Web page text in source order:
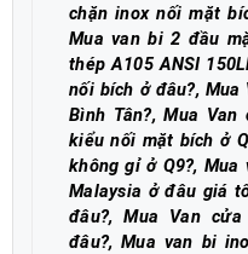
chặn inox nối mặt
Mua van bi 2 đầu
thép A105 ANSI
nối bích ở đâu?,
Bình Tân?, Mua
kiểu nối mặt bích ở
không gỉ ở Q9?, Mua
Malaysia ở đâu giá
đâu?, Mua Van
đâu?, Mua van bi